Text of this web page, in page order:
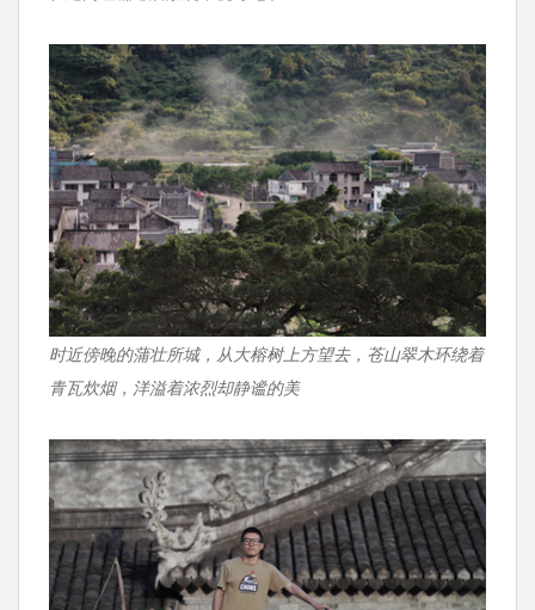
时近傍晚的蒲壮所城，从大榕树上方望去，苍山翠木环绕着
青瓦炊烟，洋溢着浓烈却静谧的美